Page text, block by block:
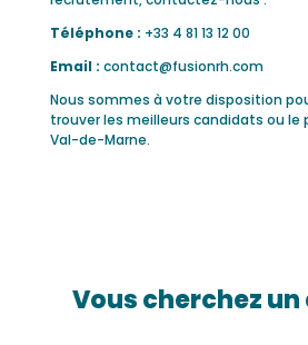
Téléphone : +33 4 81 13 12 00
Email : contact@fusionrh.com
Nous sommes à votre disposition
trouver les meilleurs candidats ou le
Val-de-Marne.
Vous cherchez un